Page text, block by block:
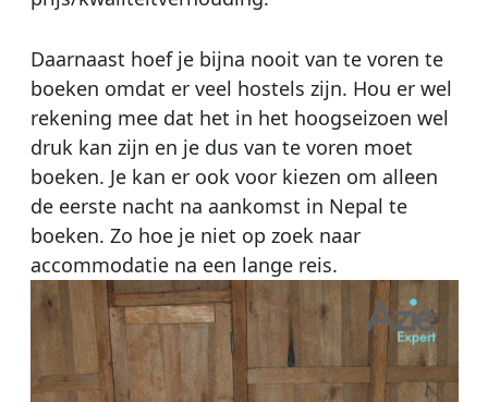
Daarnaast hoef je bijna nooit van te voren te
boeken omdat er veel hostels zijn. Hou er wel
rekening mee dat het in het hoogseizoen wel
druk kan zijn en je dus van te voren moet
boeken. Je kan er ook voor kiezen om alleen
de eerste nacht na aankomst in Nepal te
boeken. Zo hoe je niet op zoek naar
accommodatie na een lange reis.